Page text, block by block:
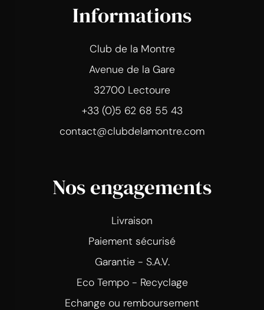
Informations
Club de la Montre
Avenue de la Gare
32700 Lectoure
+33 (0)5 62 68 55 43
contact@clubdelamontre.com
Nos engagements
Livraison
Paiement sécurisé
Garantie - S.A.V.
Eco Tempo - Recyclage
Echange ou remboursement